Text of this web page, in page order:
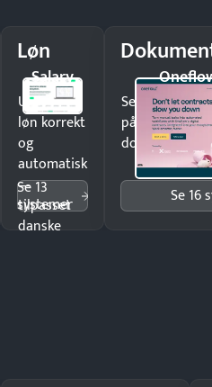
Løn
Salary
Udbetal
løn korrekt
og
automatisk
—
tilpasset
danske
Se 13
systemer
Send
på minutter
dokumenter.
Se 16